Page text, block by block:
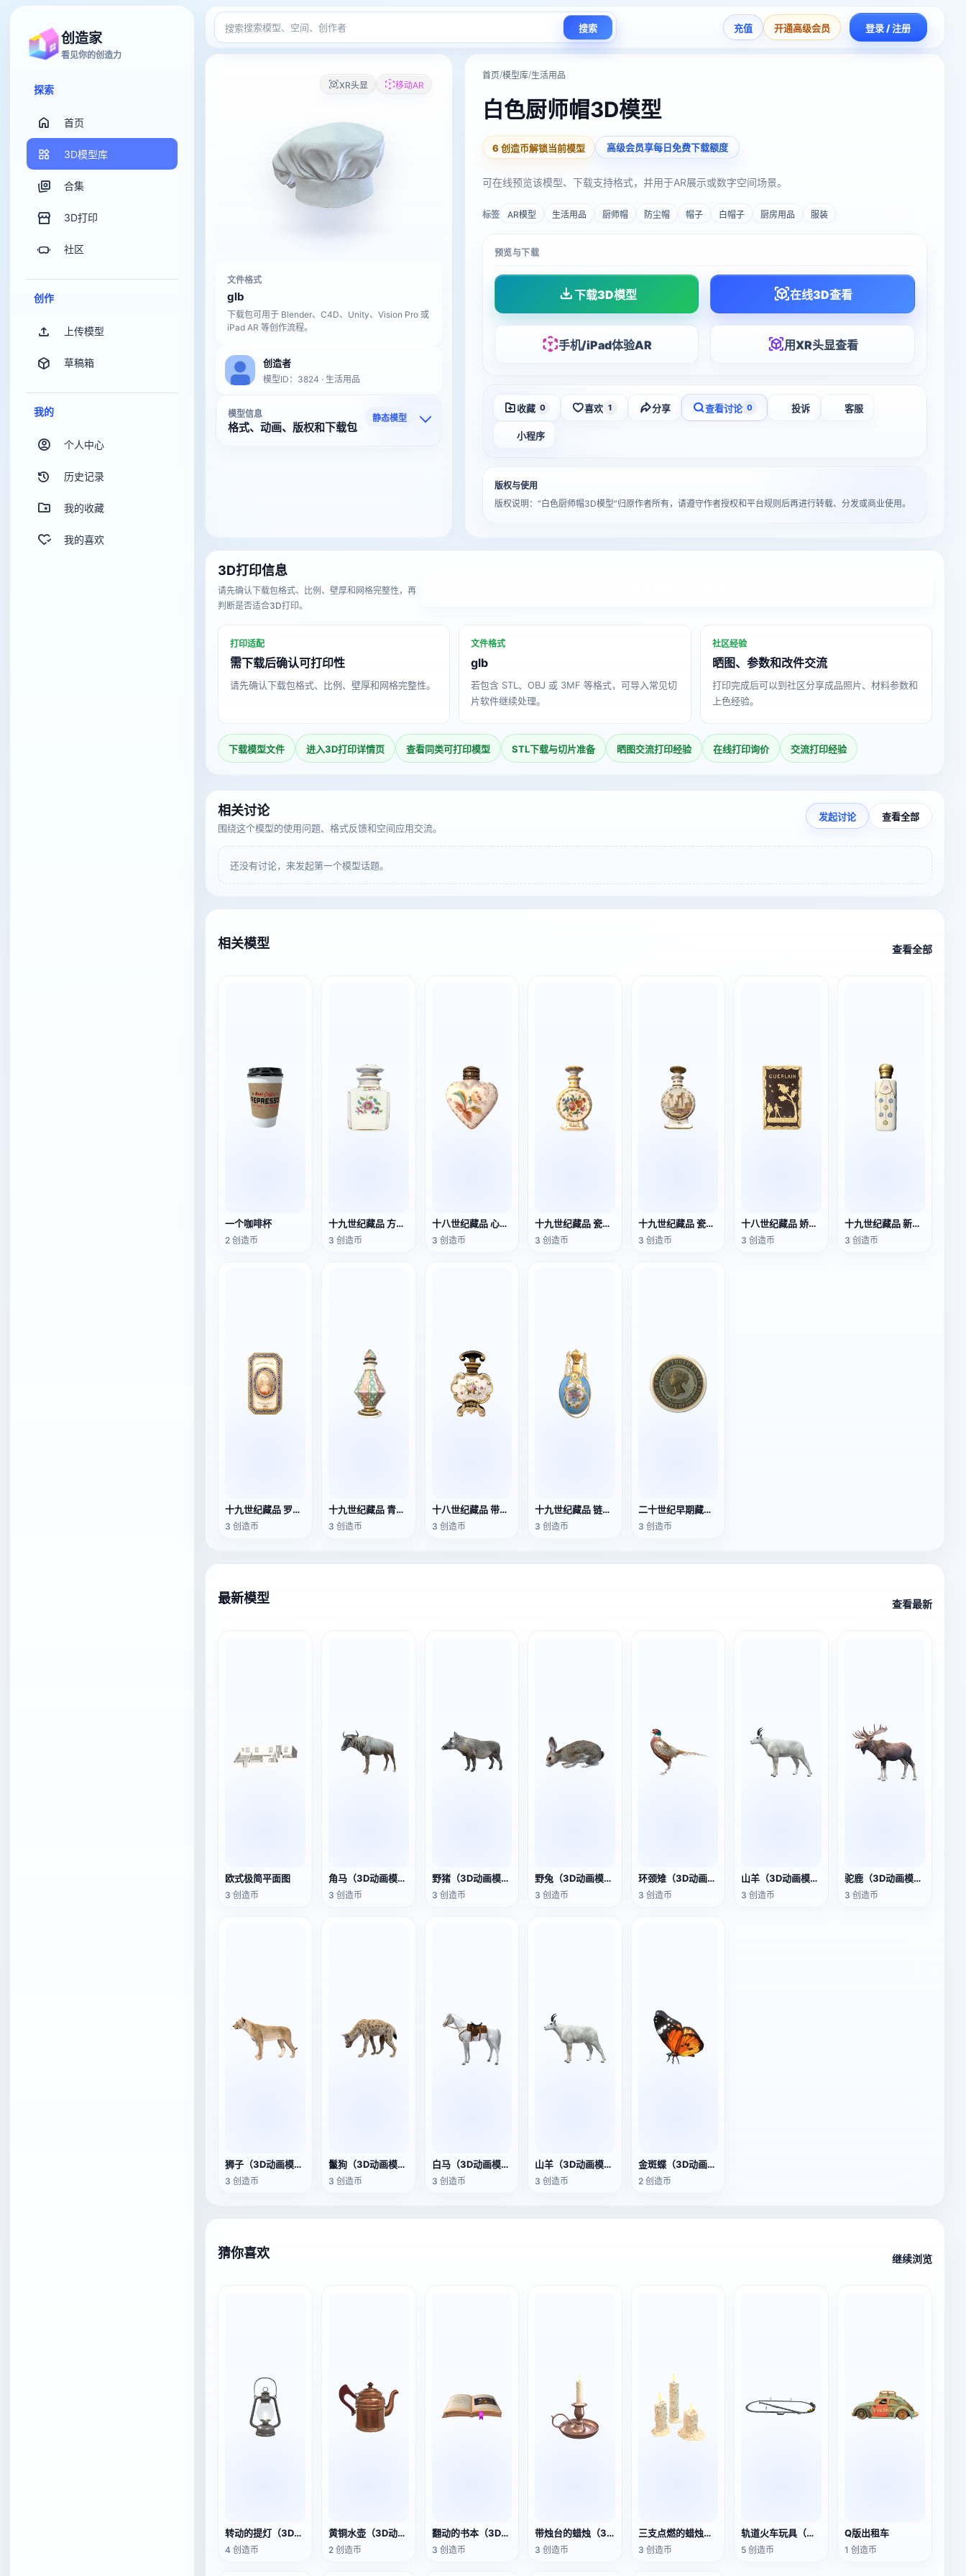
创造家
看见你的创造力
探索
首页
3D模型库
合集
3D打印
社区
创作
上传模型
草稿箱
我的
个人中心
历史记录
我的收藏
我的喜欢
搜索 搜索 充值 开通高级会员 登录 / 注册
XR头显 移动AR
文件格式
glb
下载包可用于 Blender、C4D、Unity、Vision Pro 或
iPad AR 等创作流程。
创造者
模型ID：3824 · 生活用品
模型信息
格式、动画、版权和下载包
静态模型
首页/模型库/生活用品
白色厨师帽3D模型
6 创造币解锁当前模型 高级会员享每日免费下载额度
可在线预览该模型、下载支持格式，并用于AR展示或数字空间场景。
标签 AR模型 生活用品 厨师帽 防尘帽 帽子 白帽子 厨房用品 服装
预览与下载
下载3D模型 在线3D查看
手机/iPad体验AR 用XR头显查看
收藏 0 喜欢 1 分享 查看讨论 0 投诉 客服
小程序
版权与使用
版权说明：“白色厨师帽3D模型”归原作者所有，请遵守作者授权和平台规则后再进行转载、分发或商业使用。
3D打印信息
请先确认下载包格式、比例、壁厚和网格完整性，再
判断是否适合3D打印。
打印适配
需下载后确认可打印性
请先确认下载包格式、比例、壁厚和网格完整性。
文件格式
glb
若包含 STL、OBJ 或 3MF 等格式，可导入常见切
片软件继续处理。
社区经验
晒图、参数和改件交流
打印完成后可以到社区分享成品照片、材料参数和
上色经验。
下载模型文件 进入3D打印详情页 查看同类可打印模型 STL下载与切片准备 晒图交流打印经验 在线打印询价 交流打印经验
相关讨论
围绕这个模型的使用问题、格式反馈和空间应用交流。
发起讨论 查看全部
还没有讨论，来发起第一个模型话题。
相关模型 查看全部
一个咖啡杯
2 创造币
十九世纪藏品 方形瓶瓷质香水瓶
3 创造币
十八世纪藏品 心形瓷香水瓶
3 创造币
十九世纪藏品 瓷质花饰香水瓶
3 创造币
十九世纪藏品 瓷质风景香水瓶
3 创造币
十八世纪藏品 娇兰香水瓶
3 创造币
十九世纪藏品 新艺术风格香水瓶
3 创造币
十九世纪藏品 罗杰与加莱香水盒
3 创造币
十九世纪藏品 青瓷粉斜面瓷质香水瓶
3 创造币
十八世纪藏品 带有花卉微缩画的镀金香水瓶
3 创造币
十九世纪藏品 链式香水瓶
3 创造币
二十世纪早期藏品 樱桃牙膏盒
3 创造币
最新模型 查看最新
欧式极简平面图
3 创造币
角马（3D动画模型）
3 创造币
野猪（3D动画模型）
3 创造币
野兔（3D动画模型）
3 创造币
环颈雉（3D动画模型）
3 创造币
山羊（3D动画模型）
3 创造币
驼鹿（3D动画模型）
3 创造币
狮子（3D动画模型）
3 创造币
鬣狗（3D动画模型）
3 创造币
白马（3D动画模型）
3 创造币
山羊（3D动画模型）
3 创造币
金斑蝶（3D动画模型）
2 创造币
猜你喜欢 继续浏览
转动的提灯（3D动作模型）
4 创造币
黄铜水壶（3D动作模型）
2 创造币
翻动的书本（3D动作模型）
3 创造币
带烛台的蜡烛（3D动画模型）
3 创造币
三支点燃的蜡烛（3D动画模型）
3 创造币
轨道火车玩具（带动画）
5 创造币
Q版出租车
1 创造币